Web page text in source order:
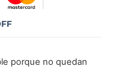
porque no quedan